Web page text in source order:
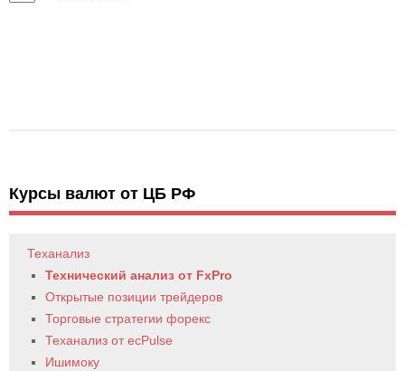
Курсы валют от ЦБ РФ
Теханализ
Технический анализ от FxPro
Открытые позиции трейдеров
Торговые стратегии форекс
Теханализ от ecPulse
Ишимоку